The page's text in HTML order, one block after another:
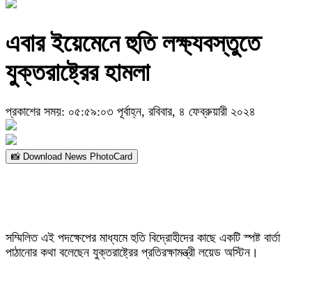
এবার ইয়েমেনে হুতি লক্ষ্যবস্তুতে
যুক্তরাষ্ট্রের হামলা
প্রকাশের সময়: ০৫:৫৯:০৩ পূর্বাহ্ন, রবিবার, ৪ ফেব্রুয়ারী ২০২৪
📸 Download News PhotoCard
সম্মিলিত এই পদক্ষেপের মাধ্যমে হুতি বিদ্রোহীদের কাছে একটি স্পষ্ট বার্তা
পাঠানোর কথা বলেছেন যুক্তরাষ্ট্রের প্রতিরক্ষামন্ত্রী লয়েড অস্টিন।